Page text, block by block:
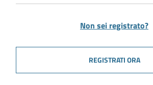
Non sei registrato?
REGISTRATI ORA